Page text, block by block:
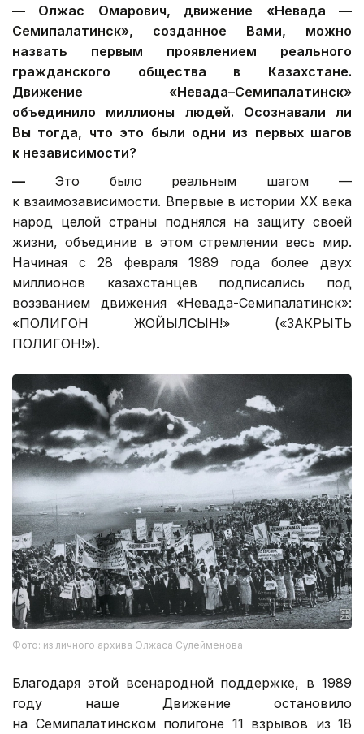
— Олжас Омарович, движение «Невада —
Семипалатинск», созданное Вами, можно
назвать первым проявлением реального
гражданского общества в Казахстане.
Движение «Невада–Семипалатинск»
объединило миллионы людей. Осознавали ли
Вы тогда, что это были одни из первых шагов
к независимости?
— Это было реальным шагом —
к взаимозависимости. Впервые в истории ХХ века
народ целой страны поднялся на защиту своей
жизни, объединив в этом стремлении весь мир.
Начиная с 28 февраля 1989 года более двух
миллионов казахстанцев подписались под
воззванием движения «Невада-Семипалатинск»:
«ПОЛИГОН ЖОЙЫЛСЫН!» («ЗАКРЫТЬ
ПОЛИГОН!»).
Фото: из личного архива Олжаса Сулейменова
Благодаря этой всенародной поддержке, в 1989
году наше Движение остановило
на Семипалатинском полигоне 11 взрывов из 18